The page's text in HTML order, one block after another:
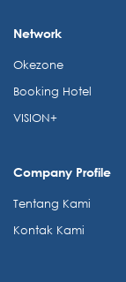
Network
Okezone
Booking Hotel
VISION+
Company Profile
Tentang Kami
Kontak Kami